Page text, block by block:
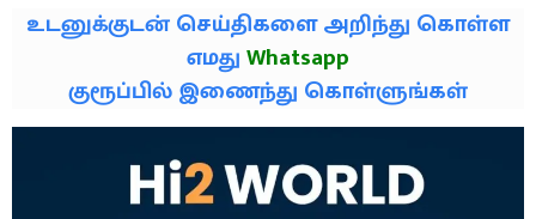
உடனுக்குடன் செய்திகளை அறிந்து கொள்ள
எமதுWhatsapp
குரூப்பில் இணைந்து கொள்ளுங்கள்